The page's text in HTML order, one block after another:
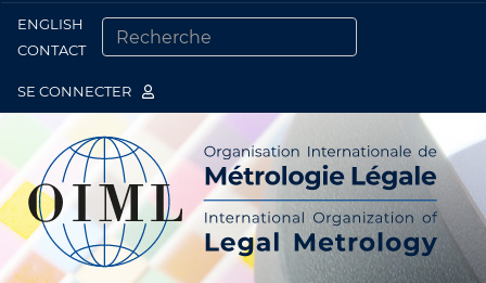
ENGLISH
CONTACT
SE CONNECTER